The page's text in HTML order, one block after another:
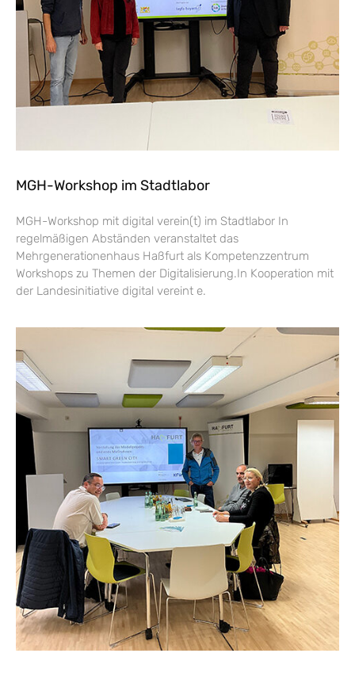
MGH-Workshop im Stadtlabor
MGH-Workshop mit digital verein(t) im Stadtlabor In
regelmäßigen Abständen veranstaltet das
Mehrgenerationenhaus Haßfurt als Kompetenzzentrum
Workshops zu Themen der Digitalisierung.In Kooperation mit
der Landesinitiative digital vereint e.